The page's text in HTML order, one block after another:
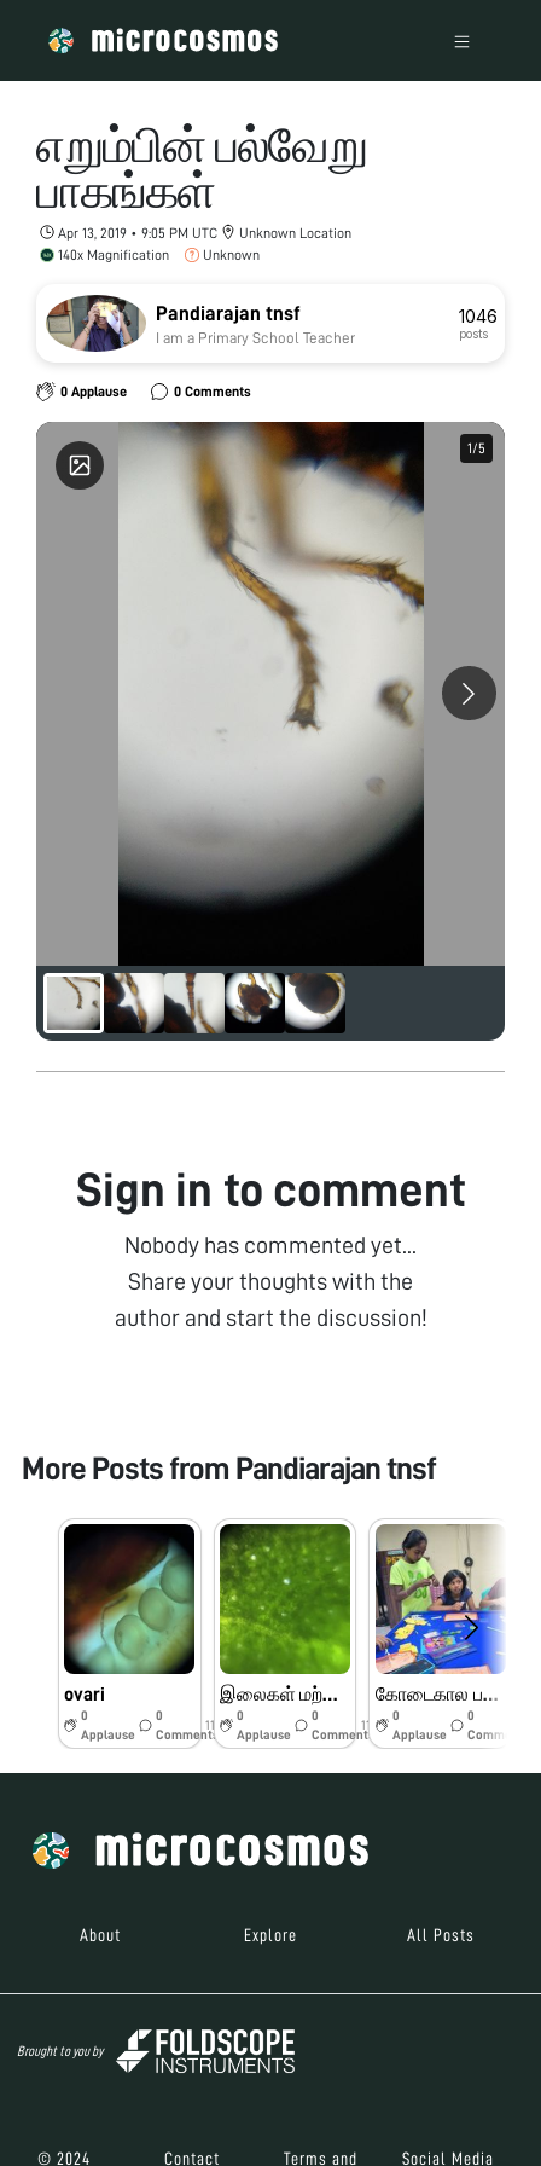
எறும்பின் பல்வேறு
பாகங்கள்
Apr 13, 2019 • 9:05 PM UTC
Unknown Location
140x Magnification
Unknown
Pandiarajan tnsf
I am a Primary School Teacher
1046
posts
0 Applause 0 Comments
1/5
1/5
Sign in to comment
Nobody has commented yet...
Share your thoughts with the
author and start the discussion!
More Posts from Pandiarajan tnsf
ovari
0
Applause
0
Comments
11w
இலைகள் மற்றும் பூக்களின் பாகங்கள்
0
Applause
0
Comments
11w
கோடைகால பயிற்சி முகாம் பெரியார் அறிவியல் மையம்
0
Applause
0
Comments
About Explore All Posts
Brought to you by
© 2024 Contact Terms and Social Media